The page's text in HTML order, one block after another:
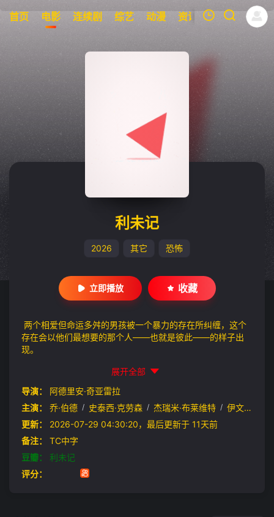
首页 电影 连续剧 综艺 动漫 资讯 明星 周表
暂无观看影片的记录
利未记
2026 其它 恐怖
立即播放 收藏
两个相爱但命运多舛的男孩被一个暴力的存在所纠缠，这个
存在会以他们最想要的那个人——也就是彼此——的样子出
现。
展开全部
导演：
阿德里安·奇亚雷拉
主演：
乔·伯德 / 史泰西·克劳森 / 杰瑞米·布莱维特 / 伊文·莱斯利
更新：
2026-07-29 04:30:20，最后更新于 11天前
备注：
TC中字
豆瓣：
利未记
评分：